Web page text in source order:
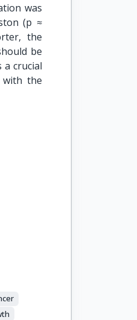
was
(p ≈
the
be
crucial
the